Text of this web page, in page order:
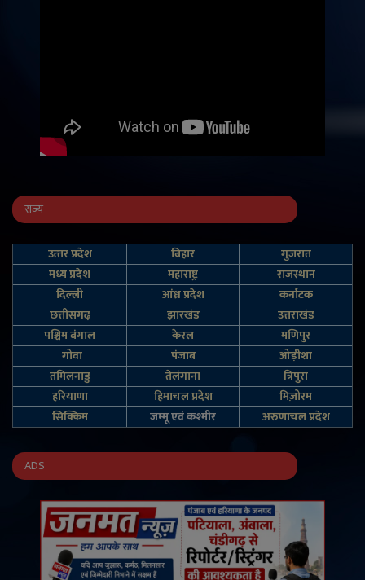
राज्य
उत्‍तर प्रदेश बिहार
गुजरात
मध्य प्रदेश
महाराष्ट्र
राजस्थान
दिल्‍ली
आंध्र प्रदेश
कर्नाटक
छत्तीसगढ़
झारखंड
उत्तराखंड
पश्चिम बंगाल
केरल
मणिपुर
गोवा
पंजाब
ओड़ीशा
तमिलनाडु
तेलंगाना
त्रिपुरा
हरियाणा
हिमाचल प्रदेश
मिज़ोरम
सिक्किम
जम्‍मू एवं कश्‍मीर अरुणाचल प्रदेश
ADS